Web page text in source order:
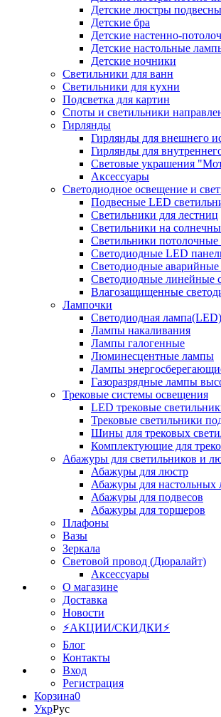
Детские люстры
Детские бра
Детские настенно-
Детские настольные
Детские ночники
Светильники для ванн
Светильники для кухни
Подсветка для картин
Споты и светильники
Гирлянды
Гирлянды для внешнего
Гирлянды для
Световые украшения
Аксессуары
Светодиодное освещение и
Подвесные LED
Светильники для лестниц
Светильники на
Светильники
Светодиодные LED
Светодиодные аварийные
Светодиодные линейные
Влагозащищенные
Лампочки
Светодиодная лампа(LED)
Лампы накаливания
Лампы галогенные
Люминесцентные лампы
Лампы
Газоразрядные лампы
Трековые системы освещения
LED трековые
Трековые светильники
Шины для трековых
Комплектующие для
Абажуры для светильников и
Абажуры для люстр
Абажуры для настольных
Абажуры для подвесов
Абажуры для торшеров
Плафоны
Вазы
Зеркала
Световой провод (Дюралайт)
Аксессуары
О магазине
Доставка
Новости
⚡АКЦИИ/СКИДКИ⚡
Блог
Контакты
Вход
Регистрация
Корзина0
УкрРус